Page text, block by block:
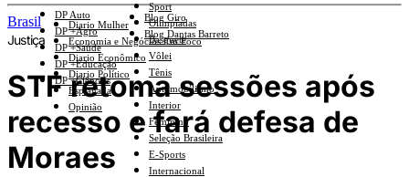
Sport
Olimpíadas
Basquete
Vôlei
Tênis
Automobilismo
Interior
Feminino
Seleção Brasileira
E-Sports
Internacional
DP Auto
DP +Agro
DP +Saúde
DP +Educação
DP +Ciências
Diario Mulher
Economia e Negócios Em Foco
Diario Econômico
Diario Político
Esplanada
Opinião
Blog Giro
Blog Dantas Barreto
Brasil
Justiça
STF retoma sessões após
recesso e fará defesa de
Moraes